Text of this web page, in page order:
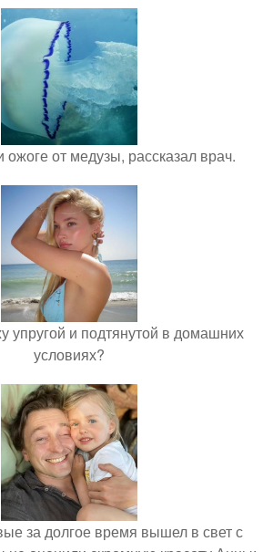
ожоге от медузы, рассказал врач.
упругой и подтянутой в домашних
условиях?
за долгое время вышел в свет с